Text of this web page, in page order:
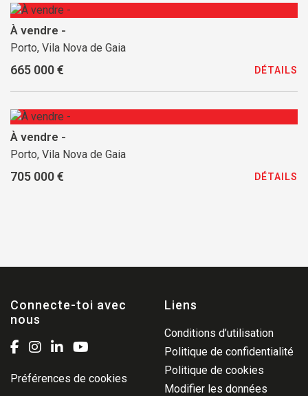
À vendre -
Porto, Vila Nova de Gaia
665 000 € DÉTAILS
À vendre -
Porto, Vila Nova de Gaia
705 000 € DÉTAILS
Connecte-toi avec
nous
Préférences de cookies
Liens
Conditions d’utilisation
Politique de confidentialité
Politique de cookies
Modifier les données